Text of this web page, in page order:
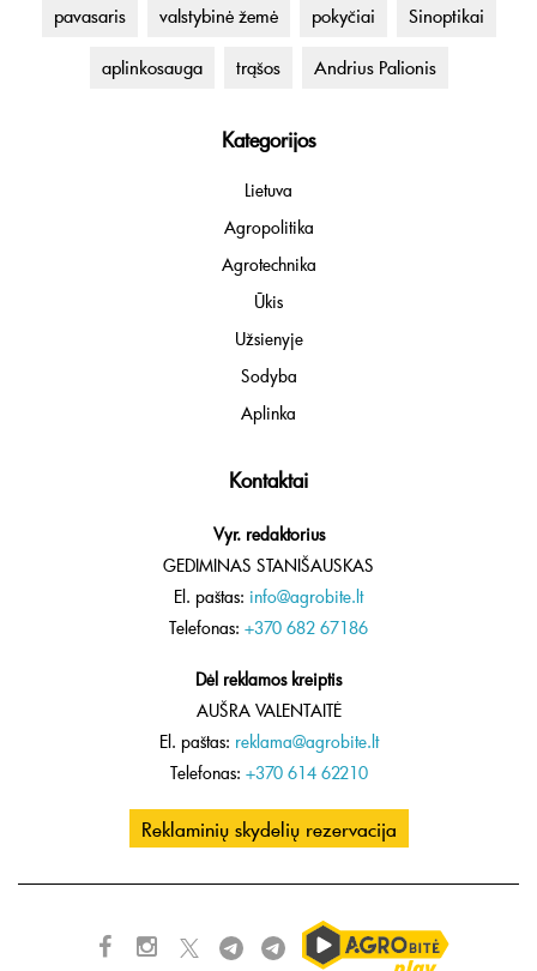
pavasaris valstybinė žemė pokyčiai Sinoptikai
aplinkosauga trąšos Andrius Palionis
Kategorijos
Lietuva
Agropolitika
Agrotechnika
Ūkis
Užsienyje
Sodyba
Aplinka
Kontaktai
Vyr. redaktorius
GEDIMINAS STANIŠAUSKAS
El. paštas: info@agrobite.lt
Telefonas: +370 682 67186
Dėl reklamos kreiptis
AUŠRA VALENTAITĖ
El. paštas: reklama@agrobite.lt
Telefonas: +370 614 62210
Reklaminių skydelių rezervacija